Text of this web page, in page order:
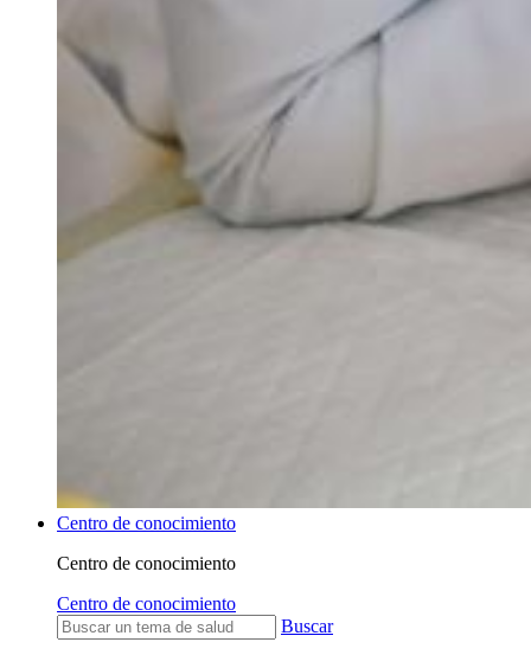
Centro de conocimiento
Centro de conocimiento
Centro de conocimiento
Buscar